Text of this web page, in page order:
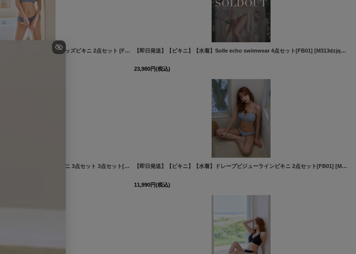
【即日発送】【ビキニ】【水着】サイドリボンビジュースタッズビキニ 2点セット [FB01]吉木千沙都（ちぃぽぽ）着用 [M273dzw-BL-26PO-260425]
【即日発送】【ビキニ】【水着】Solle echo swimwear 4点セット[FB01] [M313dzjq-YN-IV-26RM-260519
23,980円(税込)
【即日発送】【ビキニ】【水着】パレオ付きナチュラルビキニ 3点セット 3点セット[FB01] [M288dzq-B-26PY-260516]
【即日発送】【ビキニ】【水着】ドレープビジューラインビキニ 2点セット[FB01] [M295dzw-BL-26PY-260525
11,990円(税込)